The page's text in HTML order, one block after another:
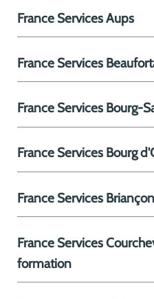
France Services Aups
France Services
France Services Bourg-
France Services Bourg
France Services
France Services
formation